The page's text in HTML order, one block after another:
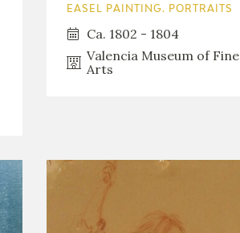
EASEL PAINTING. PORTRAITS
Ca. 1802 - 1804
Valencia Museum of Fine
Arts